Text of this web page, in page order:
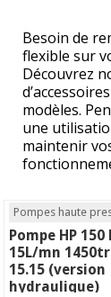
Besoin de
flexible sur
Découvrez
modèles.
une
maintenir
Pompes haute
Pompe HP 150
15L/mn
15.15 (version
hydraulique)